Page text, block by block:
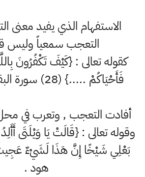
الاستفهام الذي يفيد معنى
التعجب سمعياً وليس
كقوله تعالى : {كَيْفَ تَكْفُرُونَ
فَأَحْيَاكُمْ .....} (28) سورة البقرة . - وزاري
أفادت التعجب , وتعرب في
وقوله تعالى : {قَالَتْ يَا وَيْلَتَى
هود .